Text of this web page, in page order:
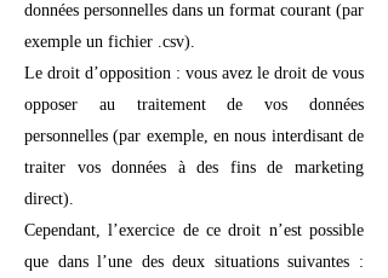
données personnelles dans un format courant (par
exemple un fichier .csv).
Le droit d’opposition : vous avez le droit de vous
opposer au traitement de vos données
personnelles (par exemple, en nous interdisant de
traiter vos données à des fins de marketing
direct).
Cependant, l’exercice de ce droit n’est possible
que dans l’une des deux situations suivantes :